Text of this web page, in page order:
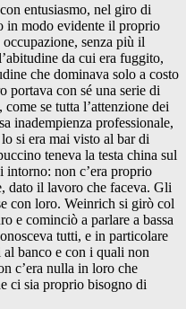
entusiasmo, nel giro di
in modo evidente il proprio
senza più il
da cui era fuggito,
che dominava solo a costo
portava con sé una serie di
se tutta l’attenzione dei
inadempienza professionale,
si era mai visto al bar di
teneva la testa china sul
non c’era proprio
dato il lavoro che faceva. Gli
con loro. Weinrich si girò col
e cominciò a parlare a bassa
tutti, e in particolare
banco e con i quali non
c’era nulla in loro che
ci sia proprio bisogno di